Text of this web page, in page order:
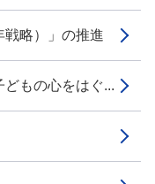
戦略）」の推進
どもの心をはぐ...